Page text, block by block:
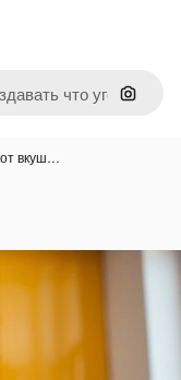
Поиск
вкуш…